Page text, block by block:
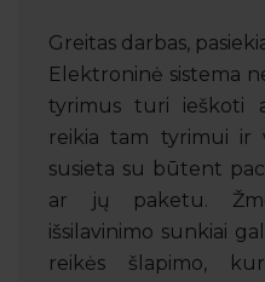
Greitas darbas,
Elektroninė sistema
tyrimus turi ieškoti
reikia tam tyrimui ir
susieta su būtent
ar jų paketu.
išsilavinimo sunkiai
reikės šlapimo,